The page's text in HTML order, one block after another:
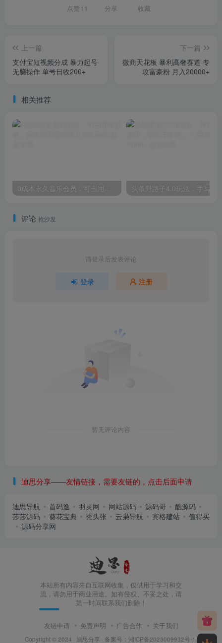
点赞 11 分享 收藏
上一篇
支付宝短视频分成 暴力起号
无脑操作 单号日收200+
下一篇
微商天花板 暴利高奢赛道 专
攻富豪粉 月入20000+
相关推荐
评论 抢沙发
请登录后发表评论
登录 注册
暂无评论内容
迪思分享——友情链接，需要友链的，点击后面申请
迪思导航 首码逸 羽灵网 网站源码 源码哥
酷源码
莎莎源码
葵花宝典 秃头张 云枭导航 宾格建站
值得买
源码分享网
本站所有内容来自互联网收集，仅供用于学习和交
流，请勿用于商业用途。如有侵权、不妥之处，请
第一时间联系我们删除！
友链申请 免责声明 广告合作 关于我们
Copyright © 2024 · 迪思分享 · 备案号： 湘ICP备2023009932号-1